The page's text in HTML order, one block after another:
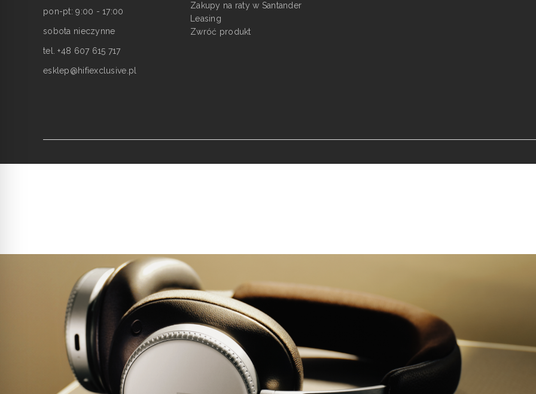
pon-pt: 9:00 - 17:00
sobota nieczynne
tel. +48 607 615 717
esklep@hifiexclusive.pl
Zakupy na raty w Santander
Leasing
Zwróć produkt